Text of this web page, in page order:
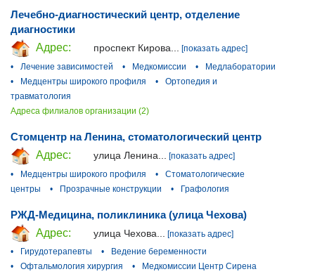
Лечебно-диагностический центр, отделение
диагностики
Адрес:
проспект Кирова...
[показать адрес]
•
Лечение зависимостей • Медкомиссии •
Медлаборатории
•
Медцентры широкого профиля •
Ортопедия и
травматология
Адреса филиалов организации (2)
Стомцентр на Ленина, стоматологический центр
Адрес:
улица Ленина...
[показать адрес]
•
Медцентры широкого профиля •
Стоматологические
центры
• Прозрачные конструкции • Графология
РЖД-Медицина, поликлиника (улица Чехова)
Адрес:
улица Чехова...
[показать адрес]
•
Гирудотерапевты •
Ведение беременности
•
Офтальмология хирургия •
Медкомиссии Центр Сирена